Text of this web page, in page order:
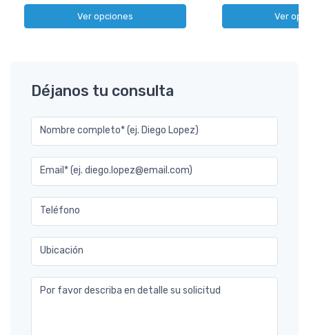
Ver opciones Ver
Déjanos tu consulta
Nombre completo* (ej. Diego Lopez)
Email* (ej. diego.lopez@email.com)
Teléfono
Ubicación
Por favor describa en detalle su solicitud